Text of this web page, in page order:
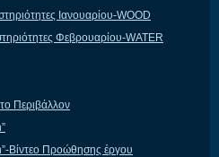
Ιανουαρίου-WOOD
Φεβρουαρίου-WATER
Περιβάλλον
Βίντεο Προώθησης έργου